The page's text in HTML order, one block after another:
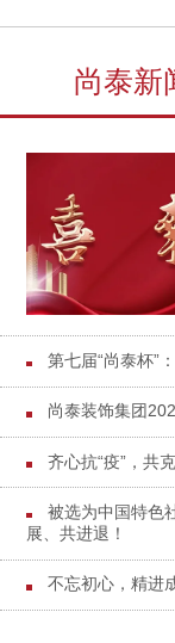
尚泰新
第七届“尚泰杯”
尚泰装饰集团
齐心抗“疫”，共
被选为中国特色
展、共进退！
不忘初心，精进